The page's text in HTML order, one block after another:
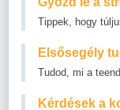
Tippek, hogy
Elsősegély
Tudod, mi a
Kérdések a